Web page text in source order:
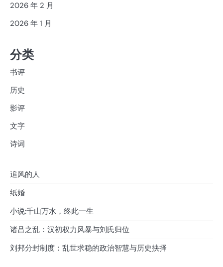
2026 年 2 月
2026 年 1 月
分类
书评
历史
影评
文字
诗词
追风的人
纸婚
小说:千山万水，终此一生
诸吕之乱：汉初权力风暴与刘氏归位
刘邦分封制度：乱世求稳的政治智慧与历史抉择